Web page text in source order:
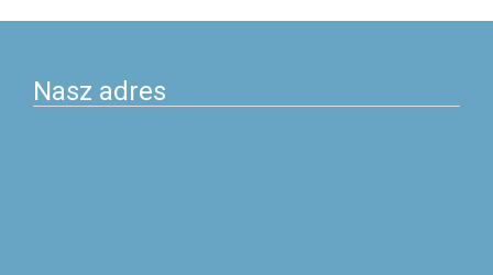
Nasz adres